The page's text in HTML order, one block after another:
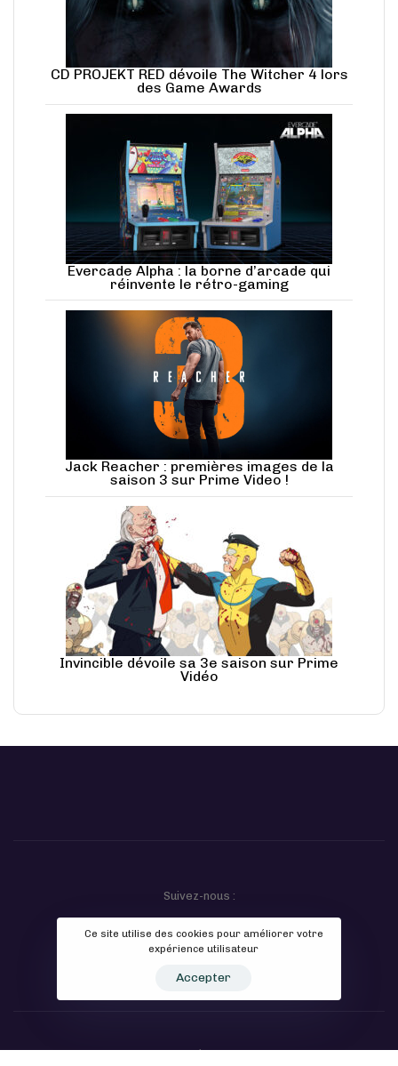
CD PROJEKT RED dévoile The Witcher 4 lors
des Game Awards
Evercade Alpha : la borne d’arcade qui
réinvente le rétro-gaming
Jack Reacher : premières images de la
saison 3 sur Prime Video !
Invincible dévoile sa 3e saison sur Prime
Vidéo
Suivez-nous :
Contact Politique de confidentialité
Ce site utilise des cookies pour améliorer votre
expérience utilisateur
Accepter